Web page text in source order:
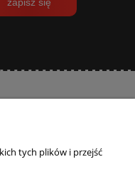
tych plików i przejść